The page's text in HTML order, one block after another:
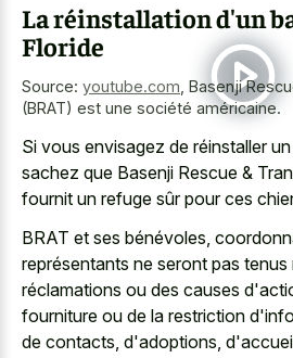
La réinstallation d'un
Floride
Source: youtube.com, Basenji
(BRAT) est une société américaine.
Si vous envisagez de réinstaller
sachez que Basenji Rescue &
fournit un refuge sûr pour ces
BRAT et ses bénévoles,
représentants ne seront pas tenus
réclamations ou des causes
fourniture ou de la restriction
de contacts, d'adoptions,